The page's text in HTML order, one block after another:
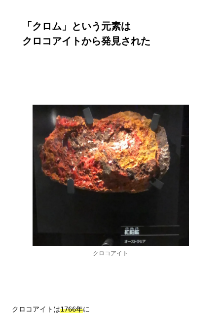
「クロム」という元素は
クロコアイトから発見された
クロコアイト
クロコアイトは1766年に